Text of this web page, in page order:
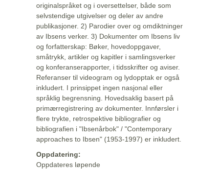
originalspråket og i oversettelser, både som
selvstendige utgivelser og deler av andre
publikasjoner. 2) Parodier over og omdiktninger
av Ibsens verker. 3) Dokumenter om Ibsens liv
og forfatterskap: Bøker, hovedoppgaver,
småtrykk, artikler og kapitler i samlingsverker
og konferanserapporter, i tidsskrifter og aviser.
Referanser til videogram og lydopptak er også
inkludert. I prinsippet ingen nasjonal eller
språklig begrensning. Hovedsaklig basert på
primærregistrering av dokumenter. Innførsler i
flere trykte, retrospektive bibliografier og
bibliografien i "Ibsenårbok" / "Contemporary
approaches to Ibsen" (1953-1997) er inkludert.
Oppdatering:
Oppdateres løpende